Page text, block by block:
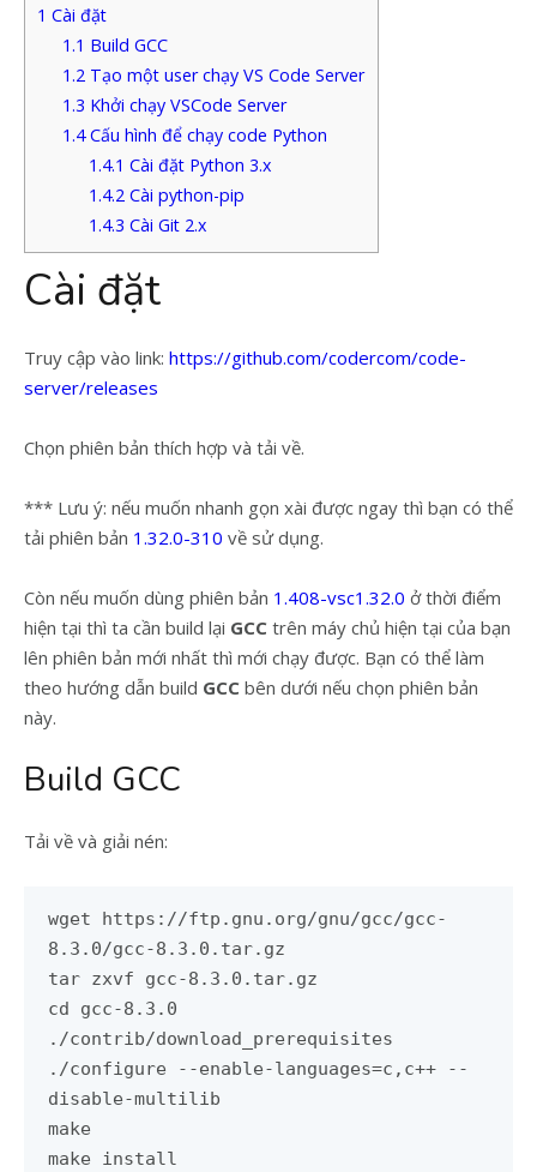
1 Cài đặt
1.1 Build GCC
1.2 Tạo một user chạy VS Code Server
1.3 Khởi chạy VSCode Server
1.4Cấu hình để chạy code Python
1.4.1 Cài đặt Python 3.x
1.4.2Cài python-pip
1.4.3 Cài Git 2.x
Cài đặt
Truy cập vào link: https://github.com/codercom/code-
server/releases
Chọn phiên bản thích hợp và tải về.
*** Lưu ý: nếu muốn nhanh gọn xài được ngay thì bạn có thể
tải phiên bản 1.32.0-310 về sử dụng.
Còn nếu muốn dùng phiên bản 1.408-vsc1.32.0 ở thời điểm
hiện tại thì ta cần build lại GCC trên máy chủ hiện tại của bạn
lên phiên bản mới nhất thì mới chạy được. Bạn có thể làm
theo hướng dẫn build GCC bên dưới nếu chọn phiên bản
này.
Build GCC
Tải về và giải nén:
wget https://ftp.gnu.org/gnu/gcc/gcc-
8.3.0/gcc-8.3.0.tar.gz
tar zxvf gcc-8.3.0.tar.gz
cd gcc-8.3.0
./contrib/download_prerequisites
./configure --enable-languages=c,c++ --
disable-multilib
make
make install